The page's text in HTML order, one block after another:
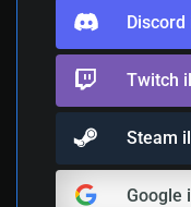
Discord
Twitch
Steam
Google